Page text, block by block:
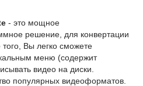
- это мощное
решение, для конвертации
Вы легко сможете
меню (содержит
видео на диски.
популярных видеоформатов.